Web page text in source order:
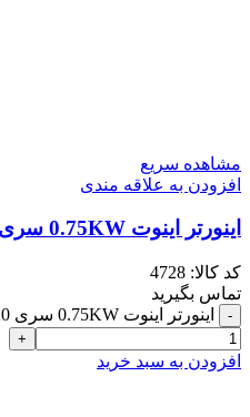
مشاهده سریع
افزودن به علاقه مندی
اینورتر اینوت 0.75KW سری GD20 ولتاژ 1P~1P 220V
کد کالا: 4728
تماس بگیرید
اینورتر اینوت 0.75KW سری GD20 ولتاژ 1P~1P 220V عدد
افزودن به سبد خرید